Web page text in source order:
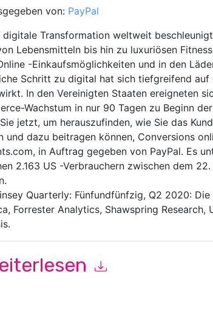
von: PayPal
digitale Transformation weltweit
Lebensmitteln bis hin zu luxuriösen
-Einkaufsmöglichkeiten und in den
Schritt zu digital hat sich tiefgreifend auf
In den Vereinigten Staaten ereigneten
Wachstum in nur 90 Tagen zu Beginn
jetzt, um herauszufinden, wie Sie das
und dazu beitragen können, Conversions
in Auftrag gegeben von PayPal. Es
2.163 US -Verbrauchern zwischen dem
Quarterly: Fünfundfünfzig, Q2 2020:
Forrester Analytics, Shawspring Research,